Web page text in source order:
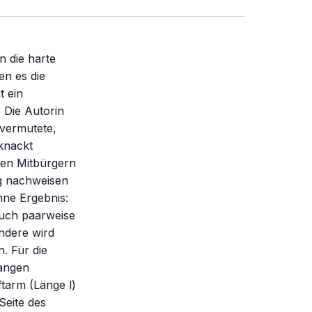
Grad). Dafür gilt genau cosa = 1,00 und sina = a (im Bogenmaß). Der Nußknacker drückt daher auf die Nuß mit der Kraft p = M/ b(a + m ). Setzen wir b = 4 cm ein und nehmen an, daß der Benutzer des Nußknackers das Moment M = 2 Nm aufbringen kann, errechnet sich bei nicht zu großer Reibung (m = 0,1) die Kraft P = 294 N. Sie reicht, wie schon gesagt, gerade aus, eine durchschnittlich harte Walnuß zu knacken. Der “Crackerjack”: Dieses Gerät (Nr. 7) ist eigentlich eine Nußknackerpresse, aber in Zangenform. Ich zitiere aus dem Katalog des Versandhauses von Liebhabergeräten, Manufactum, Seite 36: “Gegen echte Härtefälle und makadamisierte Nüsse: Nachrüstung! Seit Jahren sind auf diesen Seiten die Geräte versammelt, die wir gegen die Tükke des Objekts im allgemeinen und die der getränkeabfüllenden und nüssezüchtenden Gewerbe im besonderen aufzubieten haben. Nun hat die Gegenseite mit der Makadamia eine Nuß auf den Markt geworfen an deren banktresor-ähnlicher Widerständigkeit sowohl die Nußknacker als auch die Nerven der zum Kauf verführten Opfer zuschanden werden. Daß diese Züchtung nicht frei von Bosheit ist, erkennt der Eingeweihte übrigens schon